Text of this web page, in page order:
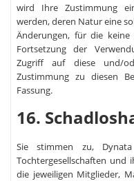
wird Ihre Zustimmung
werden, deren Natur eine
Änderungen, für die
Fortsetzung der
Zugriff auf diese und/
Zustimmung zu diesen
Fassung.
16.
Sie stimmen zu,
Tochtergesellschaften und
die jeweiligen Mitglieder,